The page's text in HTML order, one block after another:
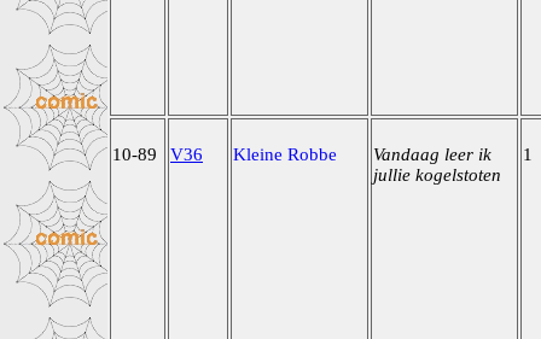
10-89 V36 Kleine Robbe
Vandaag leer ik
jullie kogelstoten
1